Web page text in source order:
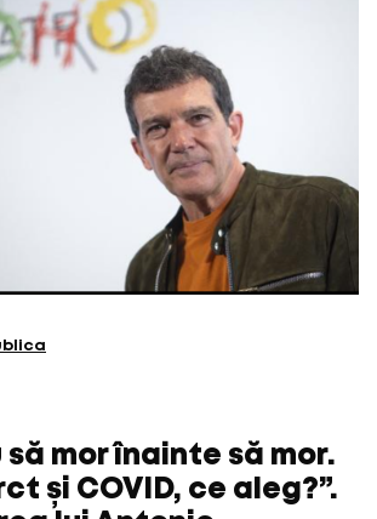
să mor înainte să mor.
și COVID, ce aleg?”.